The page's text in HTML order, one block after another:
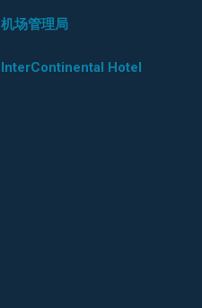
机场管理局
InterContinental Hotel